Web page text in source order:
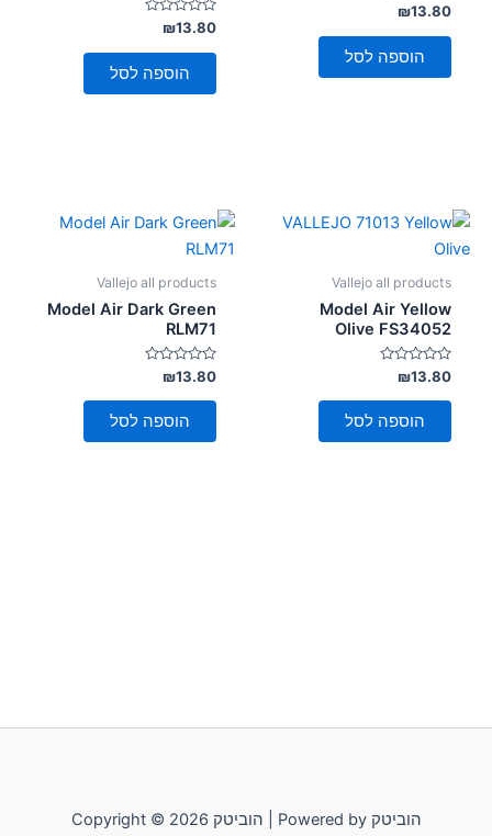
דורג
0
מתוך
₪13.80
הוספה לסל
דורג
0
מתוך
₪13.80
הוספה לסל
Vallejo all products
Model Air Yellow
Olive FS34052
דורג
0
מתוך
₪13.80
הוספה לסל
Vallejo all products
Model Air Dark Green
RLM71
דורג
0
מתוך
₪13.80
הוספה לסל
Copyright © 2026 הוביטק | Powered by הוביטק